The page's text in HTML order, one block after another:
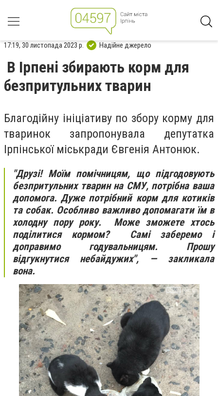
17:19, 30 листопада 2023 р. Надійне джерело
В Ірпені збирають корм для
безпритульних тварин
Благодійну ініціативу по збору корму для
тваринок запропонувала депутатка
Ірпінської міськради Євгенія Антонюк.
"Друзі! Моїм помічницям, що підгодовують
безпритульних тварин на СМУ, потрібна ваша
допомога. Дуже потрібний корм для котиків
та собак. Особливо важливо допомагати їм в
холодну пору року. Може зможете хтось
поділитися кормом? Самі заберемо і
доправимо годувальницям. Прошу
відгукнутися небайдужих", — закликала
вона.